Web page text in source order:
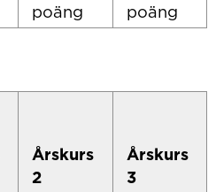
poäng
poäng
Årskurs
2
Årskurs
3